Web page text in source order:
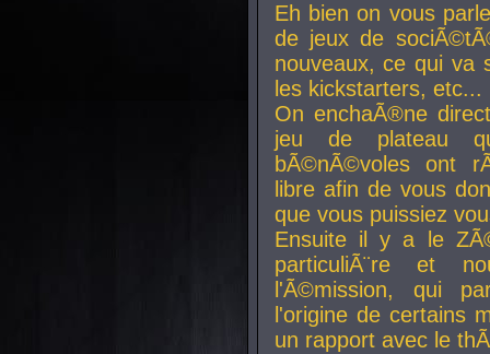
Eh bien on vous
de jeux de
nouveaux, ce qui va
les kickstarters, etc...
On enchaÃ®ne
jeu de plateau
bÃ©nÃ©voles ont
libre afin de vous
que vous puissiez
Ensuite il y a le
particuliÃ¨re et
l'Ã©mission, qui
l'origine de certains
un rapport avec le